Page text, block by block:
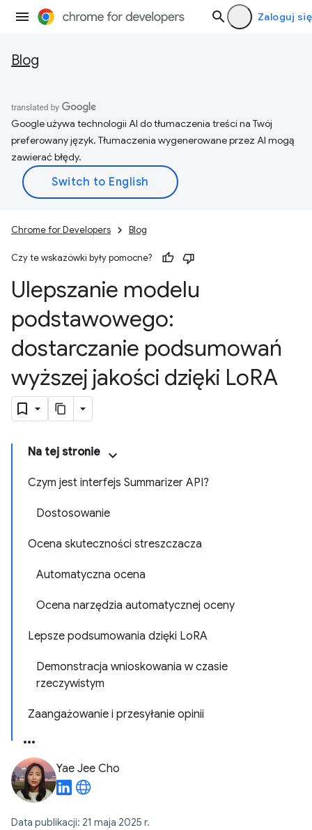
Zaloguj się
Blog
Google używa technologii AI do tłumaczenia treści na Twój
preferowany język. Tłumaczenia wygenerowane przez AI mogą
zawierać błędy.
Chrome for Developers Blog
Czy te wskazówki były pomocne?
Ulepszanie modelu
podstawowego:
dostarczanie podsumowań
wyższej jakości dzięki LoRA
Na tej stronie
Czym jest interfejs Summarizer API?
Dostosowanie
Ocena skuteczności streszczacza
Automatyczna ocena
Ocena narzędzia automatycznej oceny
Lepsze podsumowania dzięki LoRA
Demonstracja wnioskowania w czasie
rzeczywistym
Zaangażowanie i przesyłanie opinii
Yae Jee Cho
Data publikacji: 21 maja 2025 r.